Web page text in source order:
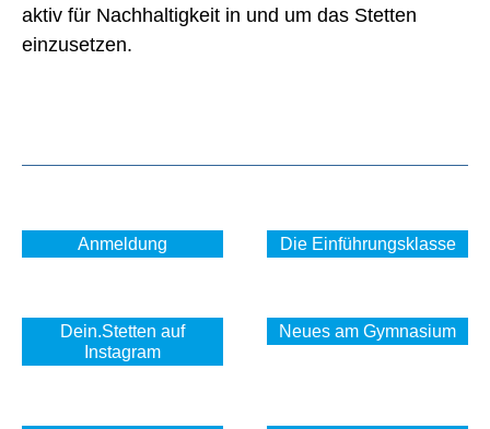
aktiv für Nachhaltigkeit in und um das Stetten
einzusetzen.
Anmeldung Die Einführungsklasse
Dein.Stetten auf
Instagram
Neues am Gymnasium